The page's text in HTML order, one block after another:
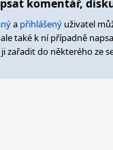
komentář,
a přihlášený uživatel
také k ní případně
zařadit do některého ze